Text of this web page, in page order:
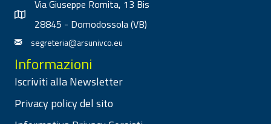
Via Giuseppe Romita, 13 Bis
28845 - Domodossola (VB)
segreteria@arsunivco.eu
Informazioni
Iscriviti alla Newsletter
Privacy policy del sito